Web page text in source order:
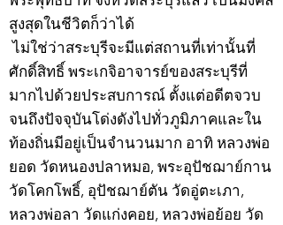
สูงสุดในชีวิตก็ว่าได้
ไม่ใช่ว่าสระบุรีจะมีแต่สถานที่เท่านั้นที่
ศักดิ์สิทธิ์ พระเกจิอาจารย์ของสระบุรีที่
มากไปด้วยประสบการณ์ ตั้งแต่อดีตจวบ
จนถึงปัจจุบันโด่งดังไปทั่วภูมิภาคและใน
ท้องถิ่นมีอยู่เป็นจำนวนมาก อาทิ หลวงพ่อ
ยอด วัดหนองปลาหมอ, พระอุปัชฌาย์กาน
วัดโคกโพธิ์, อุปัชฌาย์ตัน วัดอู่ตะเภา,
หลวงพ่อลา วัดแก่งคอย, หลวงพ่อย้อย วัด